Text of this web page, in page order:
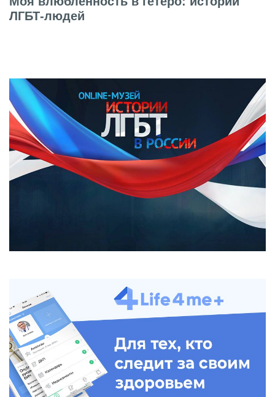
ЛГБТ-людей